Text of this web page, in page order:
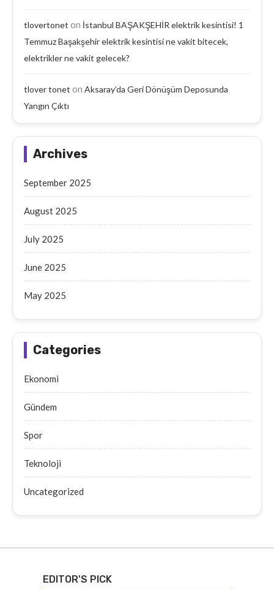
tlovertonet on İstanbul BAŞAKŞEHİR elektrik kesintisi! 1
Temmuz Başakşehir elektrik kesintisi ne vakit bitecek,
elektrikler ne vakit gelecek?
tlover tonet on Aksaray’da Geri Dönüşüm Deposunda
Yangın Çıktı
Archives
September 2025
August 2025
July 2025
June 2025
May 2025
Categories
Ekonomi
Gündem
Spor
Teknoloji
Uncategorized
EDITOR'S PICK